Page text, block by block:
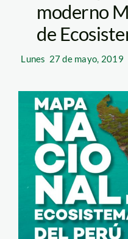
moderno
de
Lunes 27 de mayo, 2019